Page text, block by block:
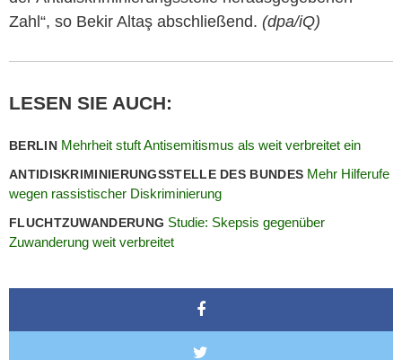
Zahl“, so Bekir Altaş abschließend. (dpa/iQ)
LESEN SIE AUCH:
BERLIN Mehrheit stuft Antisemitismus als weit verbreitet ein
ANTIDISKRIMINIERUNGSSTELLE DES BUNDES Mehr Hilferufe
wegen rassistischer Diskriminierung
FLUCHTZUWANDERUNG Studie: Skepsis gegenüber
Zuwanderung weit verbreitet